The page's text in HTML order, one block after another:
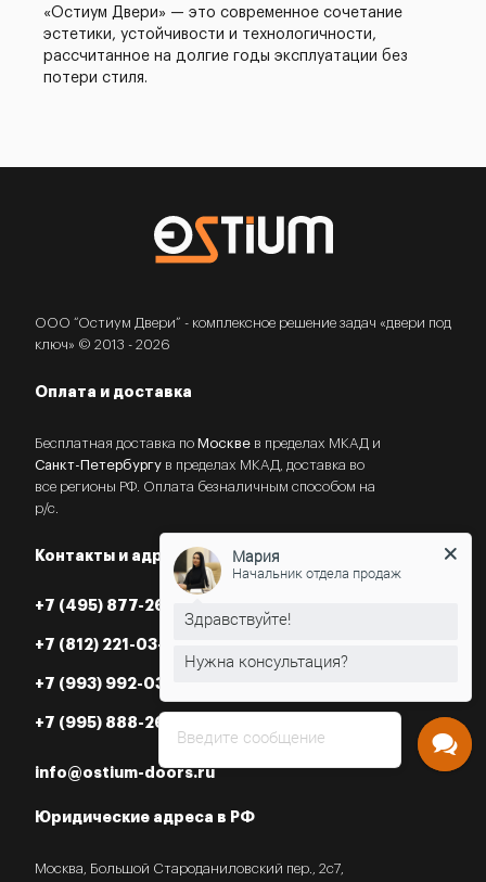
«Остиум Двери» — это современное сочетание
эстетики, устойчивости и технологичности,
рассчитанное на долгие годы эксплуатации без
потери стиля.
ООО “Остиум Двери” - комплексное решение задач «двери под
ключ» © 2013 - 2026
Оплата и доставка
Бесплатная доставка по Москве в пределах МКАД и
Санкт-Петербургу в пределах МКАД, доставка во
все регионы РФ. Оплата безналичным способом на
р/с.
Контакты и адреса
+7 (495) 877-26-87
+7 (812) 221-03-07
+7 (993) 992-03-07
+7 (995) 888-26-87
info@ostium-doors.ru
Юридические адреса в РФ
Москва, Большой Староданиловский пер., 2с7,
Введите сообщение
Мария
Начальник отдела продаж
Нужна консультация?